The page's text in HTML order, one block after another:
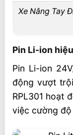
nặng
chật
Có
Liên
Xe Nâng Tay
Pin Li-ion
Pin Li-ion
động vượt
RPL301 hoạt
việc cường độ